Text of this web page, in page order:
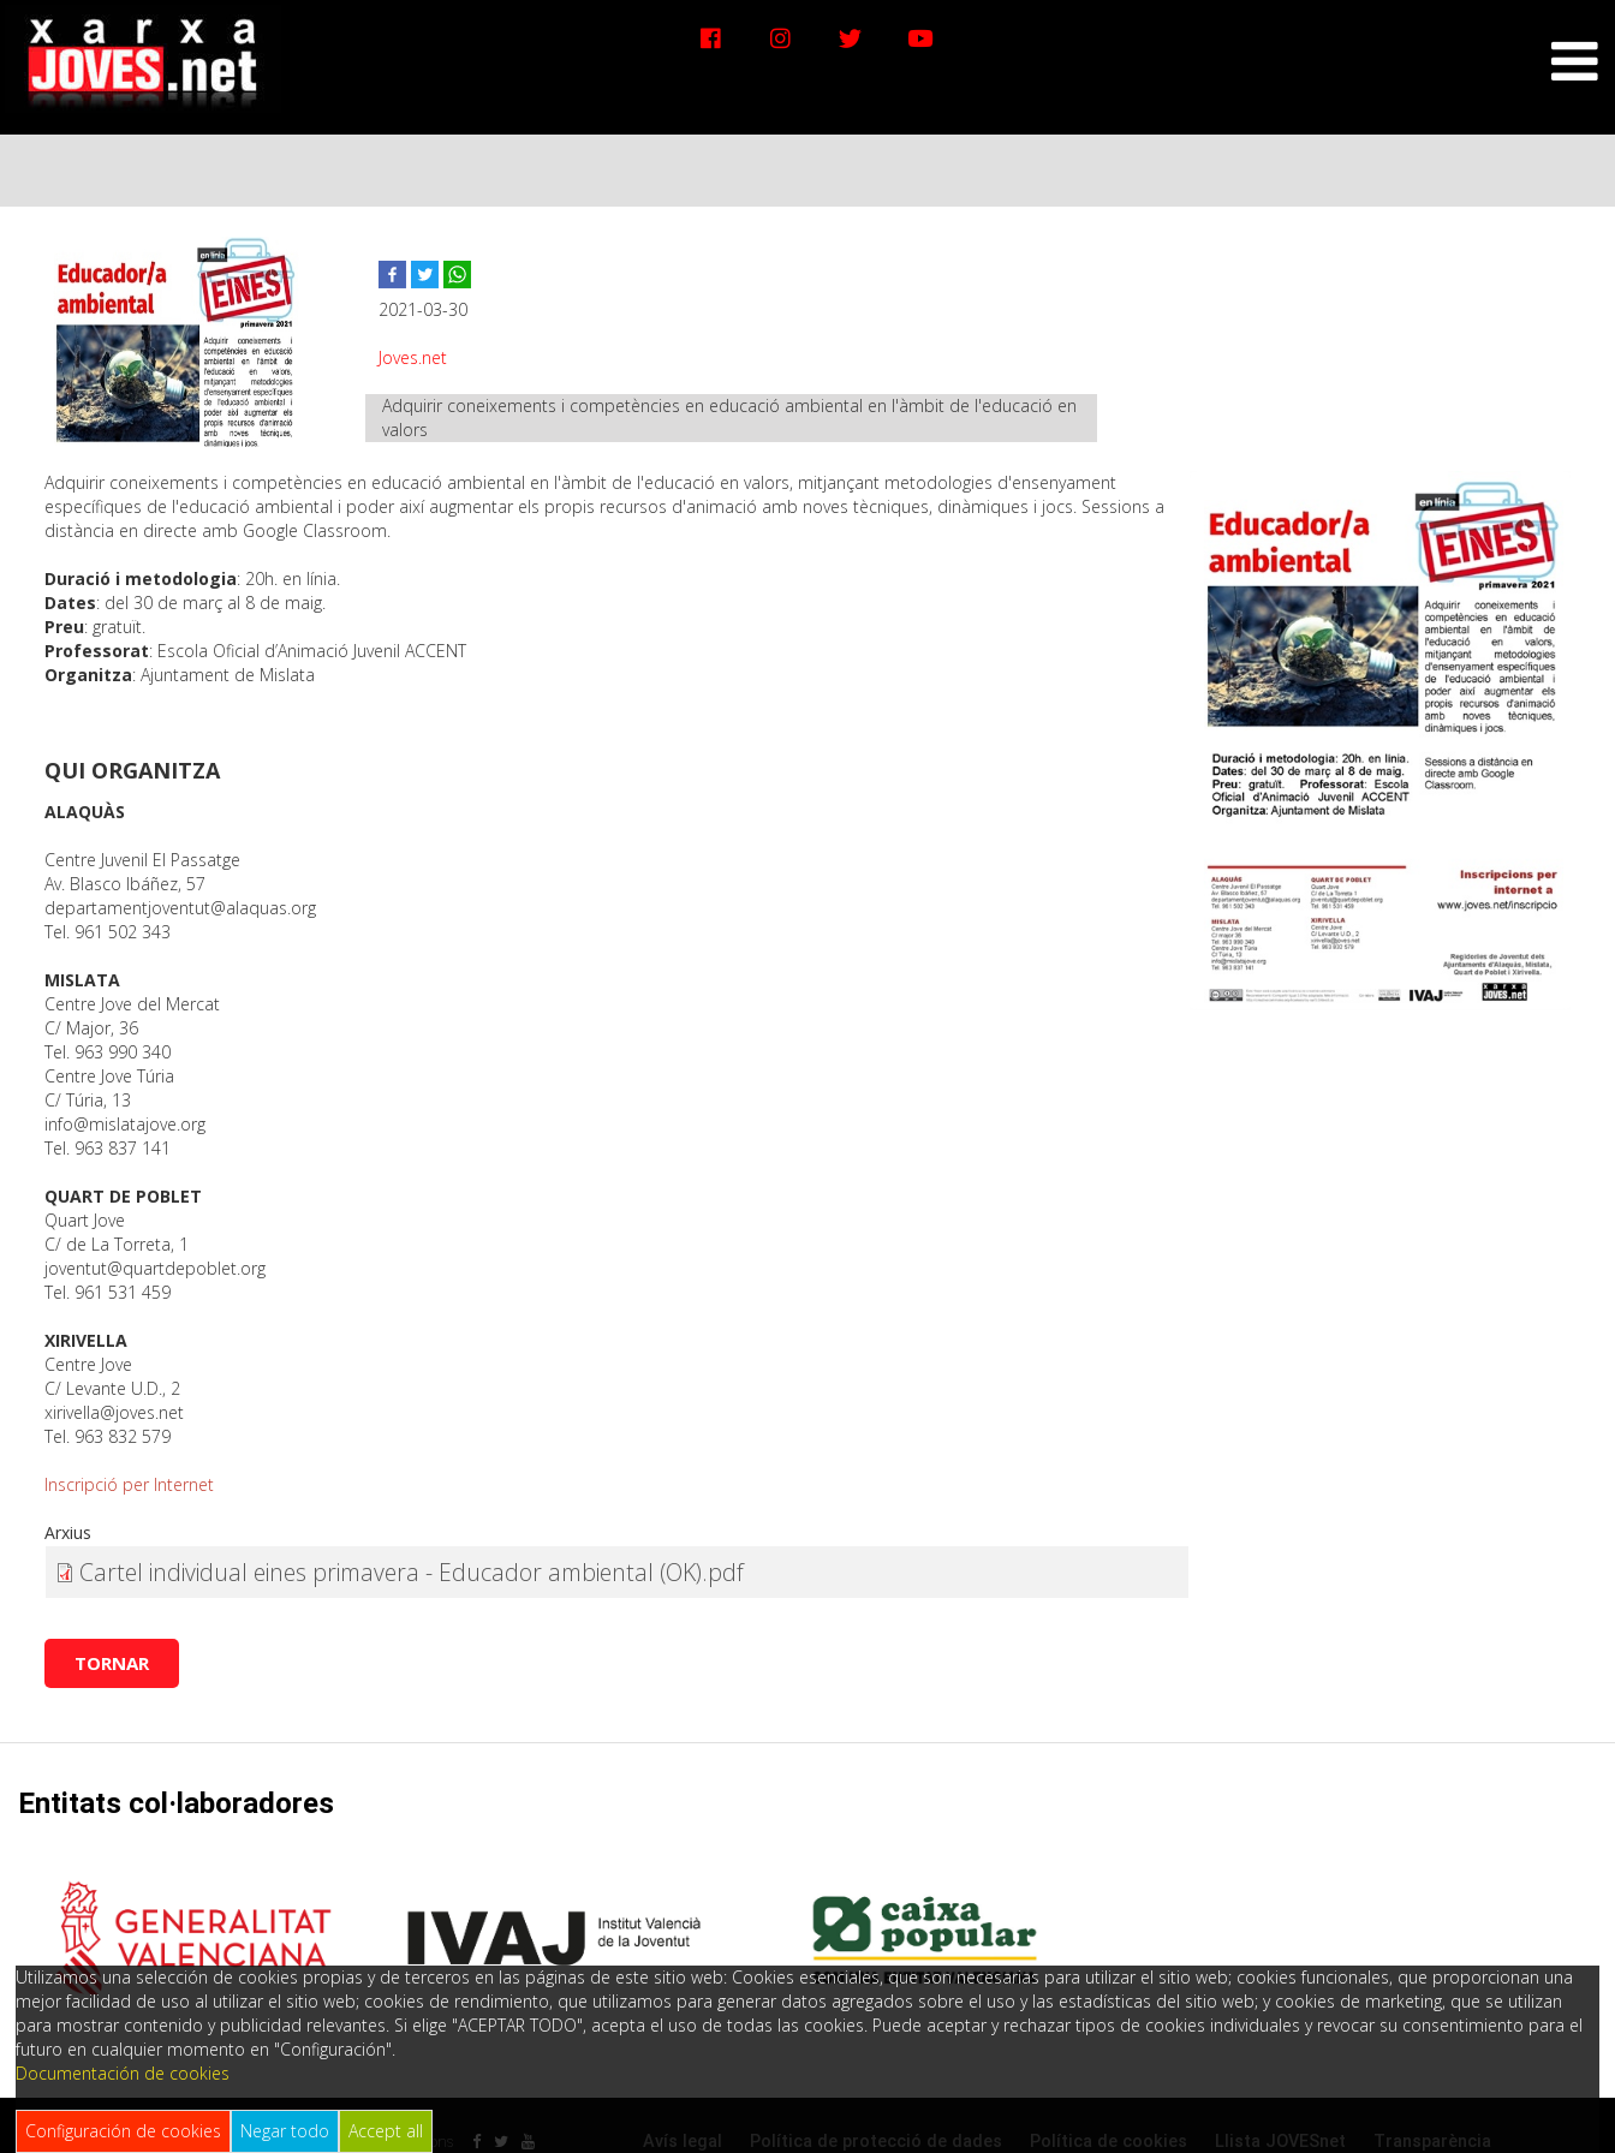
contingut
Utilizamos una selección de cookies propias y de terceros en las páginas de este sitio web: Cookies esenciales, que son necesarias para utilizar el sitio web; cookies funcionales, que proporcionan una
mejor facilidad de uso al utilizar el sitio web; cookies de rendimiento, que utilizamos para generar datos agregados sobre el uso y las estadísticas del sitio web; y cookies de marketing, que se utilizan
para mostrar contenido y publicidad relevantes. Si elige "ACEPTAR TODO", acepta el uso de todas las cookies. Puede aceptar y rechazar tipos de cookies individuales y revocar su consentimiento para el
futuro en cualquier momento en "Configuración".
Documentación de cookies
Configuración de cookies Negar todo Accept all
2021-03-30
Joves.net
Adquirir coneixements i competències en educació ambiental en l'àmbit de l'educació en
valors
Adquirir coneixements i competències en educació ambiental en l'àmbit de l'educació en valors, mitjançant metodologies d'ensenyament
específiques de l'educació ambiental i poder així augmentar els propis recursos d'animació amb noves tècniques, dinàmiques i jocs. Sessions a
distància en directe amb Google Classroom.
Duració i metodologia: 20h. en línia.
Dates: del 30 de març al 8 de maig.
Preu: gratuït.
Professorat: Escola Oficial d’Animació Juvenil ACCENT
Organitza: Ajuntament de Mislata
QUI ORGANITZA
ALAQUÀS
Centre Juvenil El Passatge
Av. Blasco Ibáñez, 57
departamentjoventut@alaquas.org
Tel. 961 502 343
MISLATA
Centre Jove del Mercat
C/ Major, 36
Tel. 963 990 340
Centre Jove Túria
C/ Túria, 13
info@mislatajove.org
Tel. 963 837 141
QUART DE POBLET
Quart Jove
C/ de La Torreta, 1
joventut@quartdepoblet.org
Tel. 961 531 459
XIRIVELLA
Centre Jove
C/ Levante U.D., 2
xirivella@joves.net
Tel. 963 832 579
Inscripció per Internet
Arxius
Cartel individual eines primavera - Educador ambiental (OK).pdf
TORNAR
Entitats col·laboradores
1998-2022Xarxa JOVES.net Creative Commons
FOOTER Avís legal Política de protecció de dades Política de cookies Llista JOVESnet Transparència